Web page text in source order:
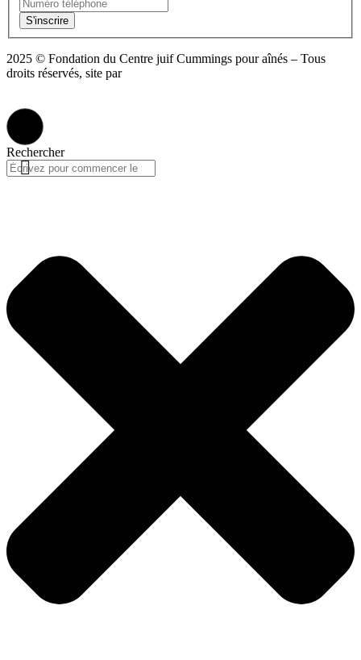
S'inscrire
2025 © Fondation du Centre juif Cummings pour aînés – Tous
droits réservés, site par
Rechercher